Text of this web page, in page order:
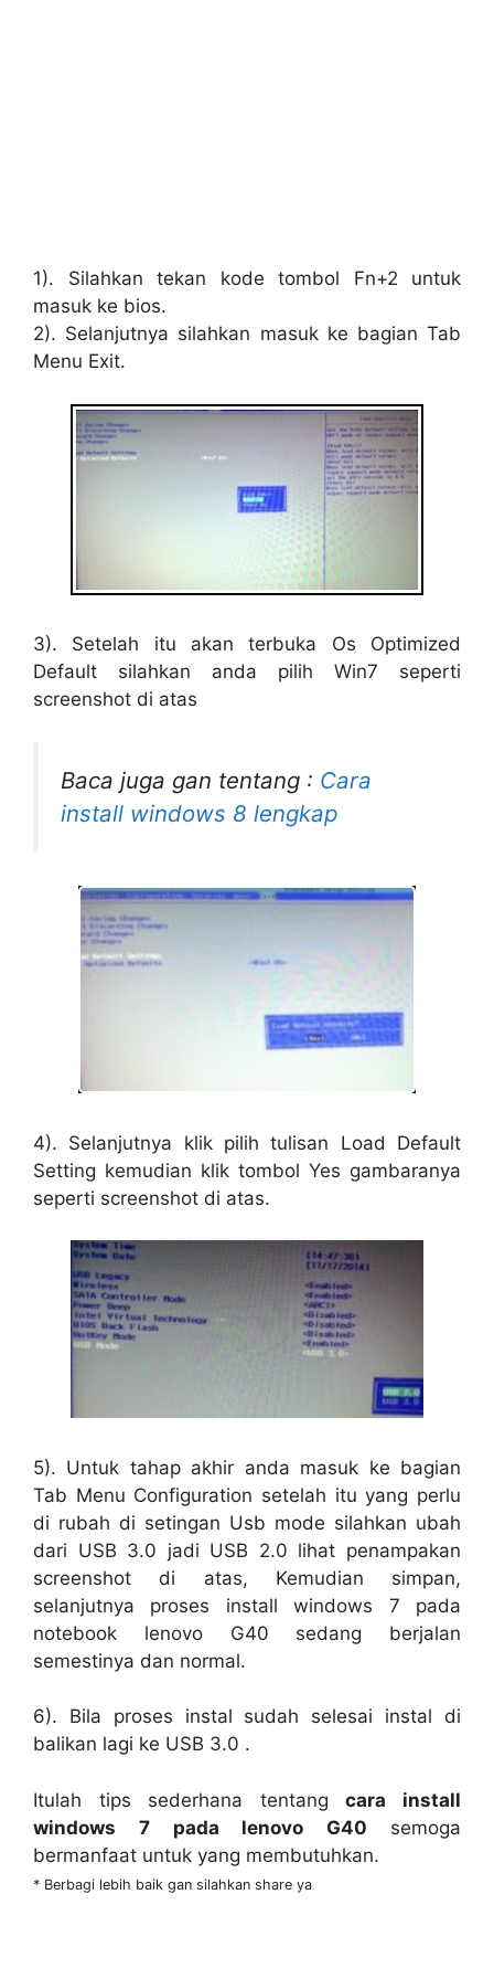
1). Silahkan tekan kode tombol Fn+2 untuk
masuk ke bios.
2). Selanjutnya silahkan masuk ke bagian Tab
Menu Exit.
3). Setelah itu akan terbuka Os Optimized
Default silahkan anda pilih Win7 seperti
screenshot di atas
Baca juga gan tentang : Cara
install windows 8 lengkap
4). Selanjutnya klik pilih tulisan Load Default
Setting kemudian klik tombol Yes gambaranya
seperti screenshot di atas.
5). Untuk tahap akhir anda masuk ke bagian
Tab Menu Configuration setelah itu yang perlu
di rubah di setingan Usb mode silahkan ubah
dari USB 3.0 jadi USB 2.0 lihat penampakan
screenshot di atas, Kemudian simpan,
selanjutnya proses install windows 7 pada
notebook lenovo G40 sedang berjalan
semestinya dan normal.
6). Bila proses instal sudah selesai instal di
balikan lagi ke USB 3.0 .
Itulah tips sederhana tentangcara install
windows 7 pada lenovo G40 semoga
bermanfaat untuk yang membutuhkan.
* Berbagi lebih baik gan silahkan share ya